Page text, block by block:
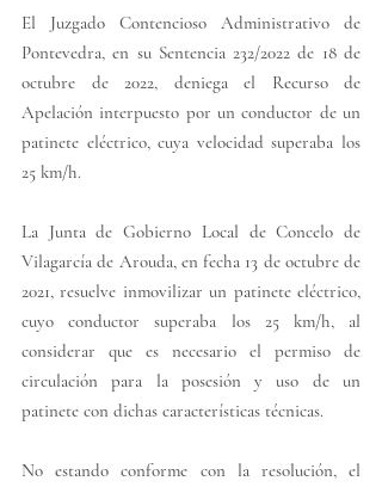
El Juzgado Contencioso Administrativo de
Pontevedra, en su Sentencia 232/2022 de 18 de
octubre de 2022, deniega el Recurso de
Apelación interpuesto por un conductor de un
patinete eléctrico, cuya velocidad superaba los
25 km/h.
La Junta de Gobierno Local de Concelo de
Vilagarcía de Arouda, en fecha 13 de octubre de
2021, resuelve inmovilizar un patinete eléctrico,
cuyo conductor superaba los 25 km/h, al
considerar que es necesario el permiso de
circulación para la posesión y uso de un
patinete con dichas características técnicas.
No estando conforme con la resolución, el